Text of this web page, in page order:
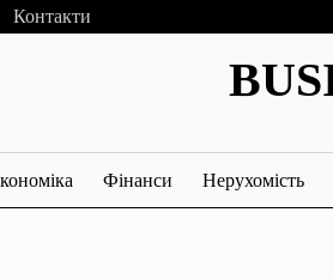
Контакти
Фінанси Нерухомість